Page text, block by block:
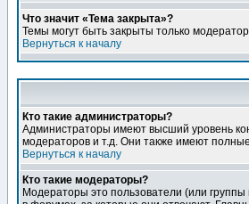
Что значит «Тема закрыта»?
Темы могут быть закрыты только
Вернуться к началу
Кто такие администраторы?
Администраторы имеют высший уровень
модераторов и т.д. Они также имеют
Вернуться к началу
Кто такие модераторы?
Модераторы это пользователи (или